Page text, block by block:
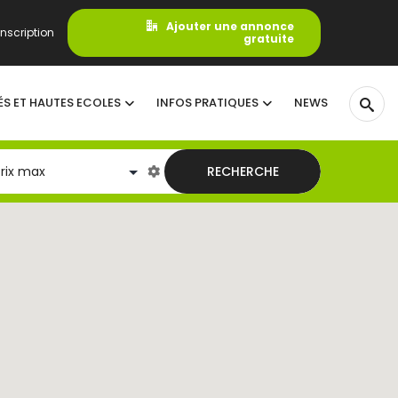
Ajouter une annonce
gratuite
ET HAUTES ECOLES INFOS PRATIQUES NEWS
RECHERCHE